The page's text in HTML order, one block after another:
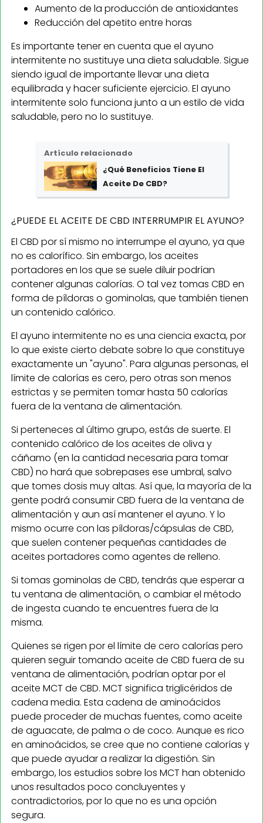
Aumento de la producción de antioxidantes
Reducción del apetito entre horas
Es importante tener en cuenta que el ayuno
intermitente no sustituye una dieta saludable. Sigue
siendo igual de importante llevar una dieta
equilibrada y hacer suficiente ejercicio. El ayuno
intermitente solo funciona junto a un estilo de vida
saludable, pero no lo sustituye.
Artículo relacionado
¿Qué Beneficios Tiene El
Aceite De CBD?
¿PUEDE EL ACEITE DE CBD INTERRUMPIR EL AYUNO?
El CBD por sí mismo no interrumpe el ayuno, ya que
no es calorífico. Sin embargo, los aceites
portadores en los que se suele diluir podrían
contener algunas calorías. O tal vez tomas CBD en
forma de píldoras o gominolas, que también tienen
un contenido calórico.
El ayuno intermitente no es una ciencia exacta, por
lo que existe cierto debate sobre lo que constituye
exactamente un "ayuno". Para algunas personas, el
límite de calorías es cero, pero otras son menos
estrictas y se permiten tomar hasta 50 calorías
fuera de la ventana de alimentación.
Si perteneces al último grupo, estás de suerte. El
contenido calórico de los aceites de oliva y
cáñamo (en la cantidad necesaria para tomar
CBD) no hará que sobrepases ese umbral, salvo
que tomes dosis muy altas. Así que, la mayoría de la
gente podrá consumir CBD fuera de la ventana de
alimentación y aun así mantener el ayuno. Y lo
mismo ocurre con las píldoras/cápsulas de CBD,
que suelen contener pequeñas cantidades de
aceites portadores como agentes de relleno.
Si tomas gominolas de CBD, tendrás que esperar a
tu ventana de alimentación, o cambiar el método
de ingesta cuando te encuentres fuera de la
misma.
Quienes se rigen por el límite de cero calorías pero
quieren seguir tomando aceite de CBD fuera de su
ventana de alimentación, podrían optar por el
aceite MCT de CBD. MCT significa triglicéridos de
cadena media. Esta cadena de aminoácidos
puede proceder de muchas fuentes, como aceite
de aguacate, de palma o de coco. Aunque es rico
en aminoácidos, se cree que no contiene calorías y
que puede ayudar a realizar la digestión. Sin
embargo, los estudios sobre los MCT han obtenido
unos resultados poco concluyentes y
contradictorios, por lo que no es una opción
segura.